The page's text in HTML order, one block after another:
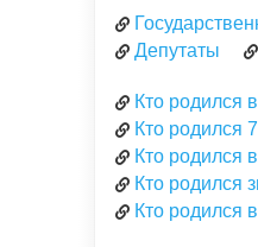
Депутаты
Кто родился
Кто родился
Кто родился
Кто родился
Кто родился